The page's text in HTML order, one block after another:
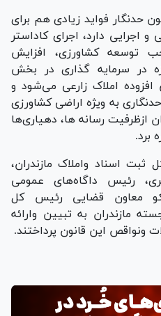
حدنگار فواید زیادی هم برای
دارد، اجرای کاداستر
توسعه کشاورزی، افزایش
در سرمایه گذاری در بخش
املاک زارعی می‌شود و
به ویژه اراضی کشاورزی
ازظرفیت رسانه ها، دهیاری‌ها
برد.
ثبت اسناد واملاک مازندران،
رئیس داگاه‌های عمومی
معاون قضایی رئیس کل
مازندران به تبیین وارائه
ونواقص این قانون پرداختند.